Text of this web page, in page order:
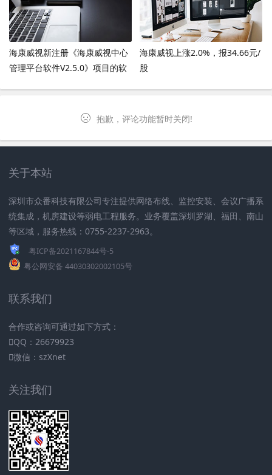
海康威视新注册《海康威视中心
管理平台软件V2.5.0》项目的软
海康威视上涨2.0%，报34.66元/
股
抱歉，评论功能暂时关闭!
关于本站
深圳市众番科技有限公司专注提供网络布线、监控安装、会议广播系
统集成，机房建设等弱电工程服务。业务覆盖深圳罗湖、福田、南山
等区域，服务热线：0755-2237-2963。
粤ICP备2021167844号-5
粤公网安备 44030302002105号
联系我们
合作或咨询可通过如下方式：
QQ：26679923
微信：szXnet
关注我们